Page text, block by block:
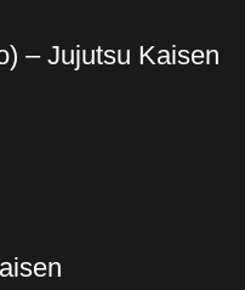
– Jujutsu Kaisen